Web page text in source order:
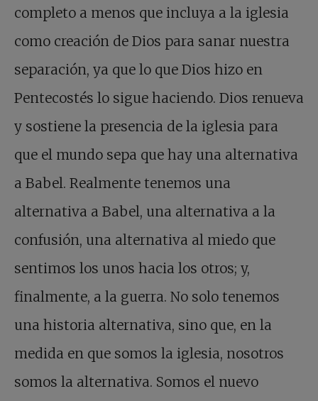
completo a menos que incluya a la iglesia
como creación de Dios para sanar nuestra
separación, ya que lo que Dios hizo en
Pentecostés lo sigue haciendo. Dios renueva
y sostiene la presencia de la iglesia para
que el mundo sepa que hay una alternativa
a Babel. Realmente tenemos una
alternativa a Babel, una alternativa a la
confusión, una alternativa al miedo que
sentimos los unos hacia los otros; y,
finalmente, a la guerra. No solo tenemos
una historia alternativa, sino que, en la
medida en que somos la iglesia, nosotros
somos la alternativa. Somos el nuevo